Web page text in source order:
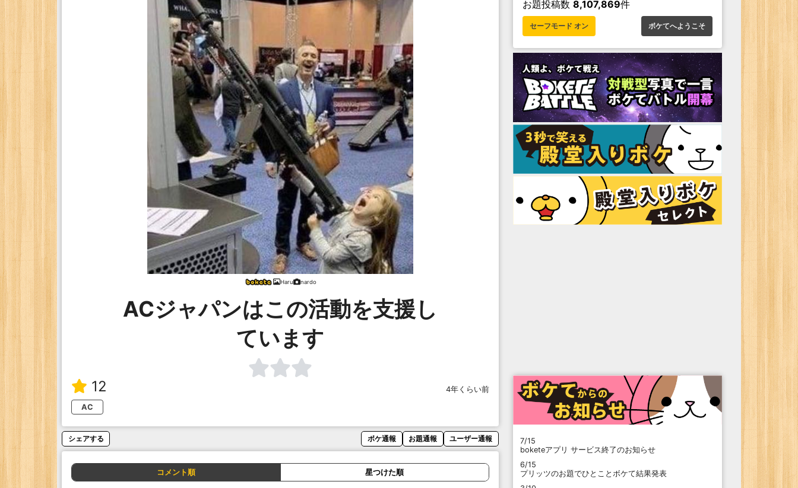
Haru nardo
ACジャパンはこの活動を支援し
ています
12
4年くらい前
AC
シェアする ボケ通報 お題通報 ユーザー通報
コメント順 星つけた順
お題投稿数 8,107,869件
セーフモード オン ボケてへようこそ
7/15
boketeアプリ サービス終了のお知らせ
6/15
プリッツのお題でひとことボケて結果発表